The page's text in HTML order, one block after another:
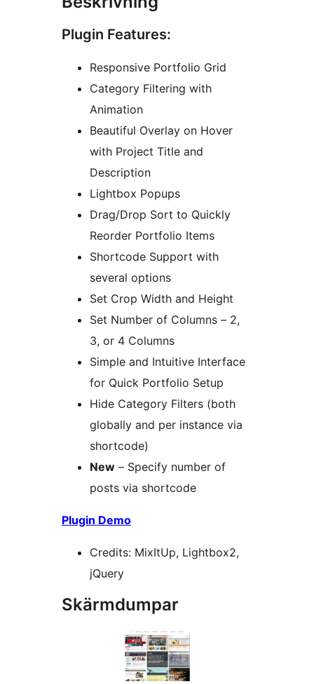
Plugin Features:
Responsive Portfolio Grid
Category Filtering with
Animation
Beautiful Overlay on Hover
with Project Title and
Description
Lightbox Popups
Drag/Drop Sort to Quickly
Reorder Portfolio Items
Shortcode Support with
several options
Set Crop Width and Height
Set Number of Columns – 2,
3, or 4 Columns
Simple and Intuitive Interface
for Quick Portfolio Setup
Hide Category Filters (both
globally and per instance via
shortcode)
New – Specify number of
posts via shortcode
Plugin Demo
Credits: MixItUp, Lightbox2,
jQuery
Skärmdumpar